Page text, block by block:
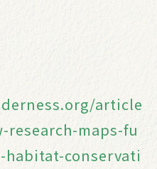
article
maps-fu
conservati